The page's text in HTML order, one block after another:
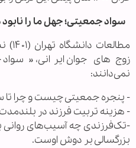
سواد جمعیتی؛ جهل ما را
زوج‌های جوان ایرانی،
نمی‌دانند:
- پنجره جمعیتی چیست و چرا تا سال ۱۴۲۵ بسته
- هزینه تربیت فرزند در
-تک‌فرزندی چه آسیب‌های روانی
بزرگسالی بر دوش اوست.